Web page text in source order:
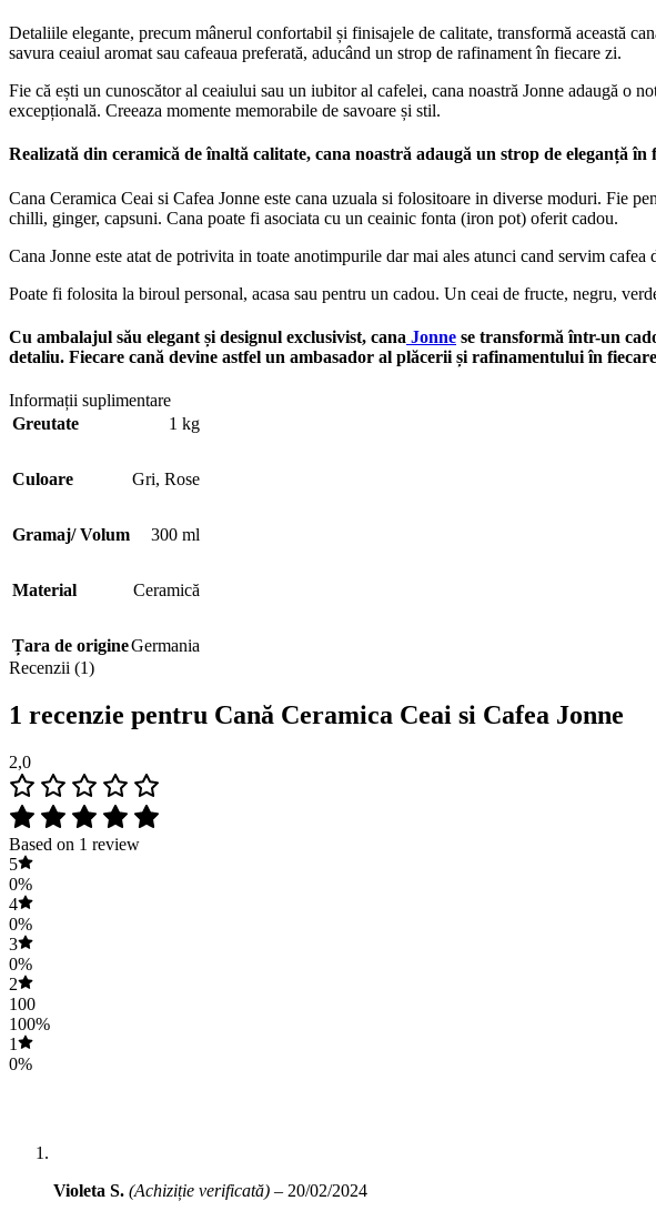
Detaliile elegante, precum mânerul confortabil și finisajele de calitate, transformă această
savura ceaiul aromat sau cafeaua preferată, aducând un strop de rafinament în fiecare zi.
Fie că ești un cunoscător al ceaiului sau un iubitor al cafelei, cana noastră Jonne adaugă o
excepțională. Creeaza momente memorabile de savoare și stil.
Realizată din ceramică de înaltă calitate, cana noastră adaugă un strop de eleganță
Cana Ceramica Ceai si Cafea Jonne este cana uzuala si folositoare in diverse moduri. Fie
chilli, ginger, capsuni. Cana poate fi asociata cu un ceainic fonta (iron pot) oferit cadou.
Cana Jonne este atat de potrivita in toate anotimpurile dar mai ales atunci cand servim
Poate fi folosita la biroul personal, acasa sau pentru un cadou. Un ceai de fructe, negru,
Cu ambalajul său elegant și designul exclusivist, cana Jonne se transformă într-un
detaliu. Fiecare cană devine astfel un ambasador al plăcerii și rafinamentului în
Informații suplimentare
Greutate
1 kg
Culoare Gri, Rose
Gramaj/ Volum 300 ml
Material Ceramică
Țara de origineGermania
Recenzii (1)
1 recenzie pentru Cană Ceramica Ceai si Cafea Jonne
2,0
Based on 1 review
5
0%
4
0%
3
0%
2
100
100%
1
0%
Violeta S. (Achiziție verificată) – 20/02/2024